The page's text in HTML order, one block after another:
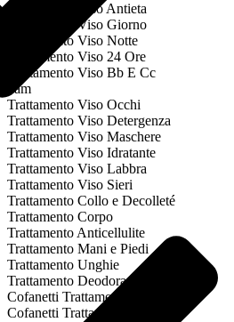
Trattamento Viso Antieta
Trattamento Viso Giorno
Trattamento Viso Notte
Trattamento Viso 24 Ore
Trattamento Viso Bb E Cc
Cream
Trattamento Viso Occhi
Trattamento Viso Detergenza
Trattamento Viso Maschere
Trattamento Viso Idratante
Trattamento Viso Labbra
Trattamento Viso Sieri
Trattamento Collo e Decolleté
Trattamento Corpo
Trattamento Anticellulite
Trattamento Mani e Piedi
Trattamento Unghie
Trattamento Deodoranti
Cofanetti Trattamento Viso
Cofanetti Trattamento Corpo